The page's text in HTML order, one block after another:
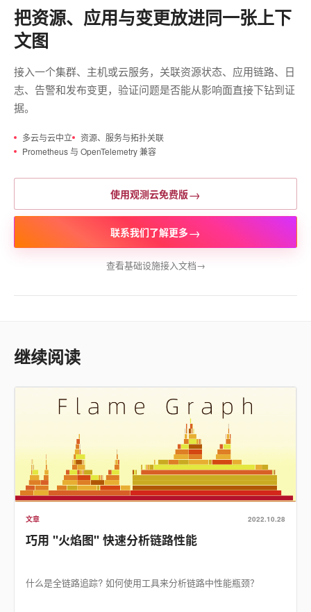
把资源、应用与变更放进同一张上下
文图
接入一个集群、主机或云服务，关联资源状态、应用链路、日
志、告警和发布变更，验证问题是否能从影响面直接下钻到证
据。
多云与云中立
资源、服务与拓扑关联
Prometheus 与 OpenTelemetry 兼容
使用观测云免费版→
联系我们了解更多→
查看基础设施接入文档→
继续阅读
文章 2022.10.28
巧用 "火焰图" 快速分析链路性能
什么是全链路追踪? 如何使用工具来分析链路中性能瓶颈？